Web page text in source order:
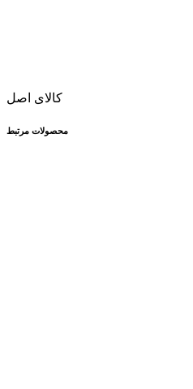
کالای اصل
محصولات مرتبط